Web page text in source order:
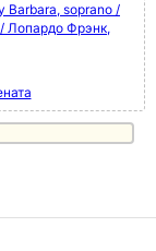
Barbara, soprano /
Лопардо Фрэнк,